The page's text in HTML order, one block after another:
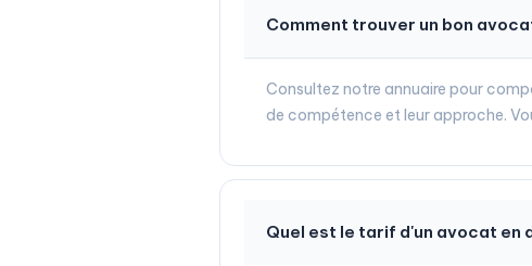
Comment trouver un bon
Consultez notre annuaire pour
de compétence et leur approche.
Quel est le tarif d'un avocat en